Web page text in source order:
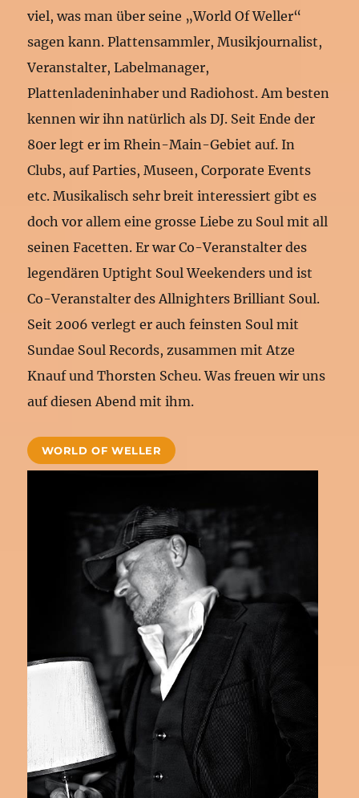
viel, was man über seine „World Of Weller“
sagen kann. Plattensammler, Musikjournalist,
Veranstalter, Labelmanager,
Plattenladeninhaber und Radiohost. Am besten
kennen wir ihn natürlich als DJ. Seit Ende der
80er legt er im Rhein-Main-Gebiet auf. In
Clubs, auf Parties, Museen, Corporate Events
etc. Musikalisch sehr breit interessiert gibt es
doch vor allem eine grosse Liebe zu Soul mit all
seinen Facetten. Er war Co-Veranstalter des
legendären Uptight Soul Weekenders und ist
Co-Veranstalter des Allnighters Brilliant Soul.
Seit 2006 verlegt er auch feinsten Soul mit
Sundae Soul Records, zusammen mit Atze
Knauf und Thorsten Scheu. Was freuen wir uns
auf diesen Abend mit ihm.
WORLD OF WELLER